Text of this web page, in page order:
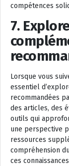
compétences
7.
Lorsque vous
essentiel
recommandées
des articles, des
outils qui
une perspective
ressources
compréhension
ces